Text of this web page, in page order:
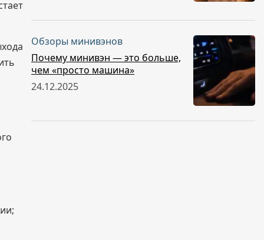
Обзоры минивэнов
Почему минивэн — это больше,
чем «просто машина»
24.12.2025